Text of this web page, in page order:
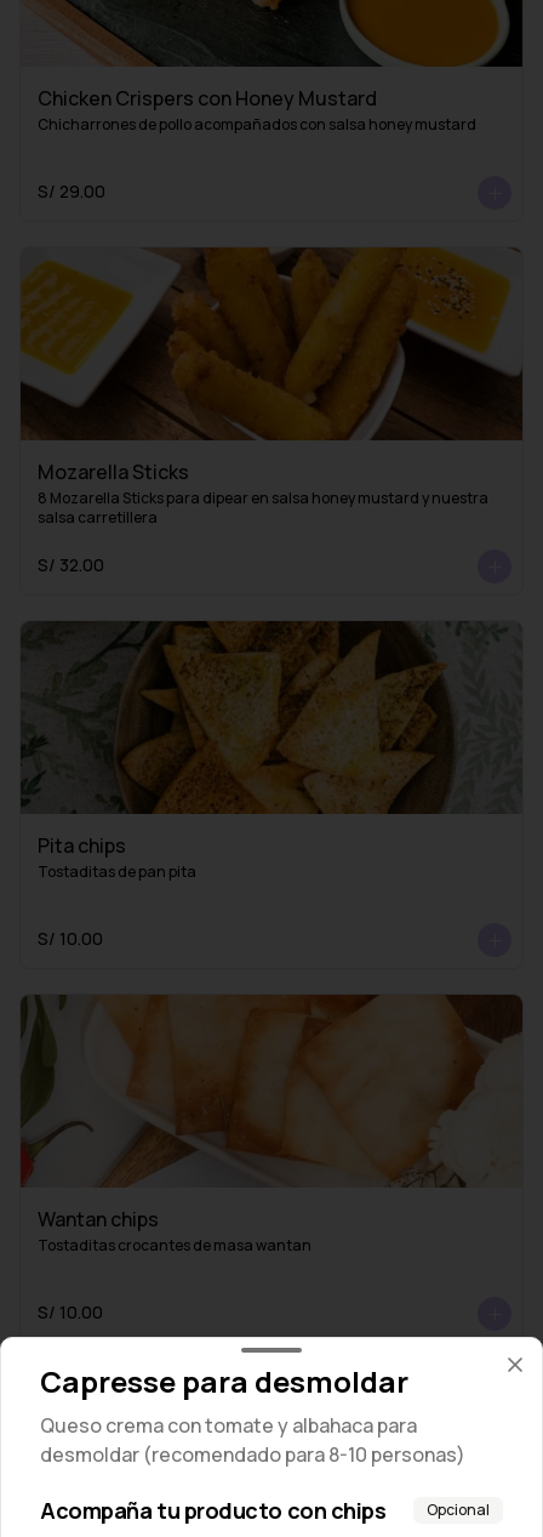
Chicken Crispers con Honey Mustard
Chicharrones de pollo acompañados con salsa honey mustard
S/ 29.00
Mozarella Sticks
8 Mozarella Sticks para dipear en salsa honey mustard y nuestra
salsa carretillera
S/ 32.00
Pita chips
Tostaditas de pan pita
S/ 10.00
Wantan chips
Tostaditas crocantes de masa wantan
S/ 10.00
Capresse para desmoldar
Queso crema con tomate y albahaca para
desmoldar (recomendado para 8-10 personas)
Acompaña tu producto con chips Opcional